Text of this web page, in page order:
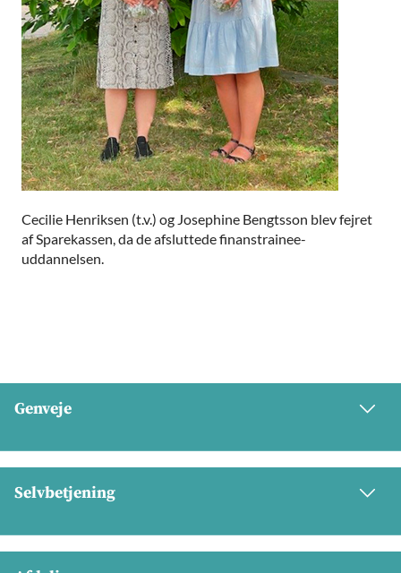
Cecilie Henriksen (t.v.) og Josephine Bengtsson blev fejret
af Sparekassen, da de afsluttede finanstrainee-
uddannelsen.
Genveje
Selvbetjening